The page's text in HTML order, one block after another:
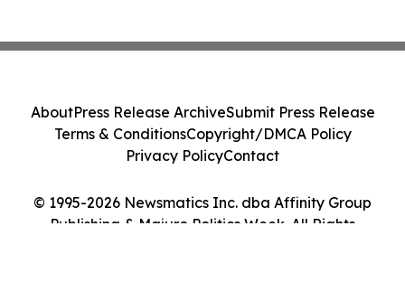
© 1995-2026 Newsmatics Inc. dba Affinity Group
Publishing & Majuro Politics Week. All Rights
AboutPress Release ArchiveSubmit Press Release
Terms & ConditionsCopyright/DMCA Policy
Privacy PolicyContact